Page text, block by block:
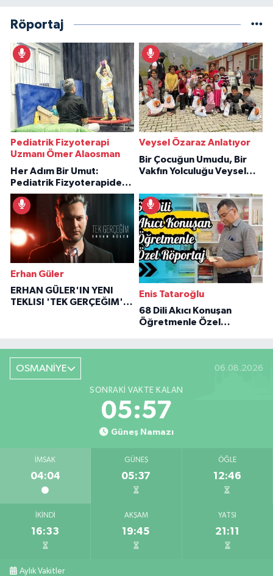
Röportaj
Pediatrik Fizyoterapi
Uzmanı Ömer Alaosman
Her Adım Bir Umut:
Pediatrik Fizyoterapiden
İlham Veren Hikâyeler
Veysel Özaraz Anlatıyor
Bir Çocuğun Umudu, Bir
Vakfın Yolculuğu Veysel
Erhan Güler
ERHAN GÜLER'IN YENI
TEKLISI 'TEK GERÇEĞIM'LE
Enis Tataroğlu
68 Dili Akıcı Konuşan
Öğretmenle Özel
OSMANİYE 06.08.2026
SONRAKI VAKTE KALAN
05:56
Güneş Namazı
İMSAK
04:04
GÜNEŞ
05:37
ÖĞLE
12:46
İKINDI
16:33
AKŞAM
19:45
YATSI
21:11
Aylık Vakitler